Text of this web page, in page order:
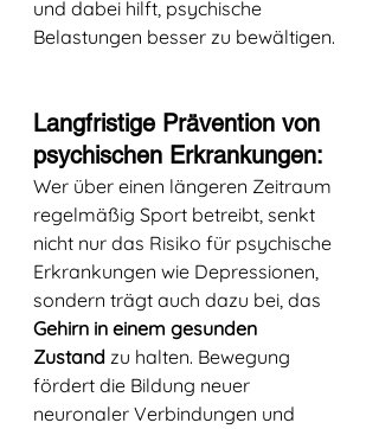
und dabei hilft, psychische
Belastungen besser zu bewältigen.
Langfristige Prävention von
psychischen Erkrankungen:
Wer über einen längeren Zeitraum
regelmäßig Sport betreibt, senkt
nicht nur das Risiko für psychische
Erkrankungen wie Depressionen,
sondern trägt auch dazu bei, das
Gehirn in einem gesunden
Zustand zu halten. Bewegung
fördert die Bildung neuer
neuronaler Verbindungen und